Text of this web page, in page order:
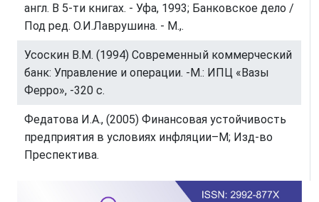
англ. В 5-ти книгах. - Уфа, 1993; Банковское дело /
Под ред. О.И.Лаврушина. - М.,.
Усоскин В.М. (1994) Современный коммерческий
банк: Управление и операции. -М.: ИПЦ «Вазы
Ферро», -320 с.
Федатова И.А., (2005) Финансовая устойчивость
предприятия в условиях инфляции–М; Изд-во
Преспектива.